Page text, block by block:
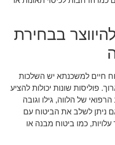
בבחירת
חיים למשכנתא יש השלכות
פוליסות שונות יכולות להציע
של הלווה, גילו וגובה
ניתן לשלב את הביטוח עם
עלויות, כמו ביטוח מבנה או